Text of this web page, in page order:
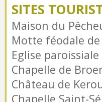
SITES
Maison du
Motte féodale de
Eglise paroissiale
Chapelle de
Château de
Chapelle Saint-